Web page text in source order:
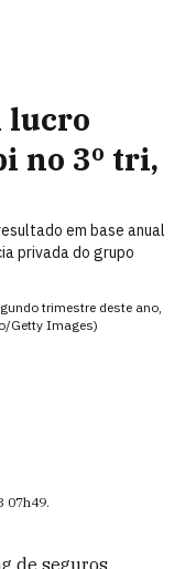
lucro
no 3º tri,
em base anual
privada do grupo
trimestre deste ano,
Getty Images)
07h49.
de seguros,